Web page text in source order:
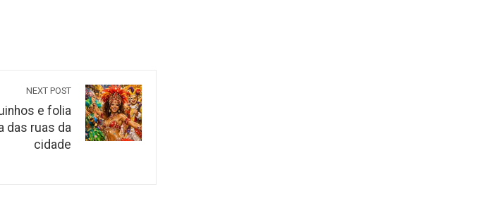
NEXT POST
e folia
das ruas da
cidade